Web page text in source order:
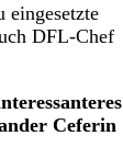
eingesetzte
DFL-Chef
Ceferin